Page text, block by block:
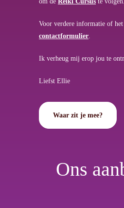
Voor verdere informatie of
contactformulier
Ik verheug mij erop jou te
Liefst Ellie
Waar zit je mee?
Ons